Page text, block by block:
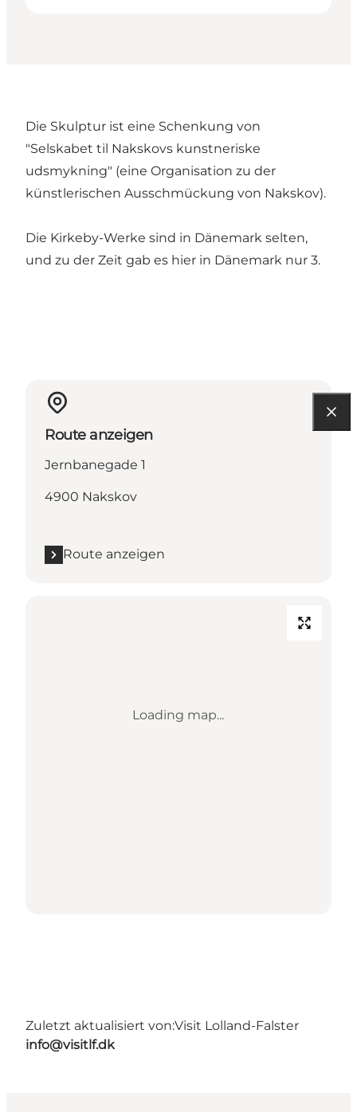
Die Skulptur ist eine Schenkung von
"Selskabet til Nakskovs kunstneriske
udsmykning" (eine Organisation zu der
künstlerischen Ausschmückung von Nakskov).
Die Kirkeby-Werke sind in Dänemark selten,
und zu der Zeit gab es hier in Dänemark nur 3.
Route anzeigen
Jernbanegade 1
4900 Nakskov
Route anzeigen
Loading map...
Zuletzt aktualisiert von:Visit Lolland-Falster
info@visitlf.dk